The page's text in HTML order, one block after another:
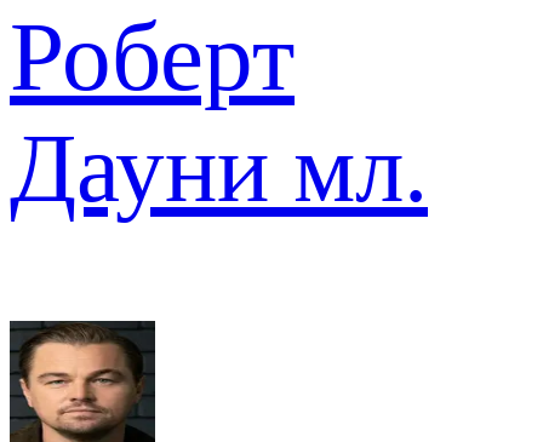
Роберт
Дауни мл.